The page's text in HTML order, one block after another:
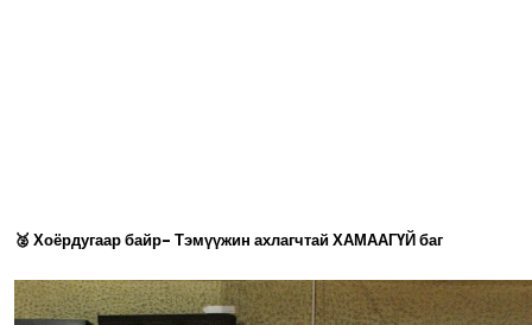
🥈 Хоёрдугаар байр- Тэмүүжин ахлагчтай ХАМААГҮЙ баг